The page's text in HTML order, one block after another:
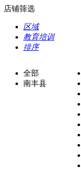
店铺筛选
区域
教育培训
排序
全部
南丰县